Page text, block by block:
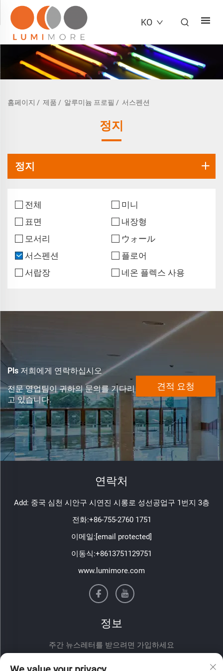
KO
홈페이지 / 제품 / 알루미늄 프로필 / 서스펜션
정지
정지
전체
미니
표면
내장형
모서리
ウォール
서스펜션
플로어
서랍장
네온 플렉스 사용
Pls 저희에게 연락하십시오
전문 영업팀이 귀하의 문의를 기다리
고 있습니다.
견적 요청
연락처
Add: 중국 심천 시안구 시연진 시롱로 성선공업구 1번지 3층
전화:+86-755-2760 1751
이메일:[email protected]
이동식:+8613751129751
www.lumimore.com
정보
주간 뉴스레터를 받으려면 가입하세요